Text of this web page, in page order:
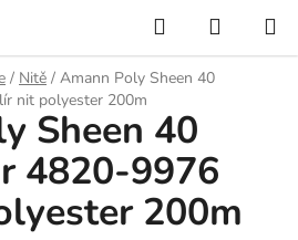
Hledat
KOŠÍK
/ Nitě / Amann Poly Sheen 40
nit polyester 200m
Sheen 40
4820-9976
200m